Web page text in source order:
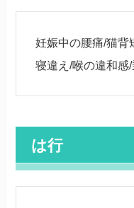
妊娠中の腰痛/猫背
寝違え/喉の違和感
は行